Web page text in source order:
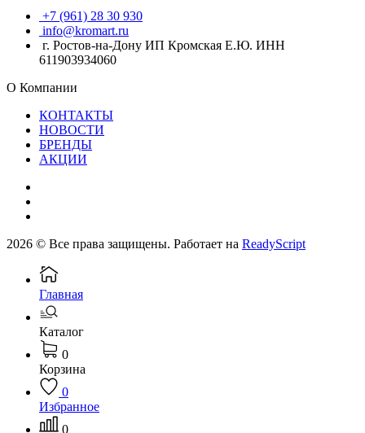
+7 (961) 28 30 930
info@kromart.ru
г. Ростов-на-Дону ИП Кромская Е.Ю. ИНН
611903934060
О Компании
КОНТАКТЫ
НОВОСТИ
БРЕНДЫ
АКЦИИ
2026 © Все права защищены. Работает на ReadyScript
Главная
Каталог
0
Корзина
0
Избранное
0